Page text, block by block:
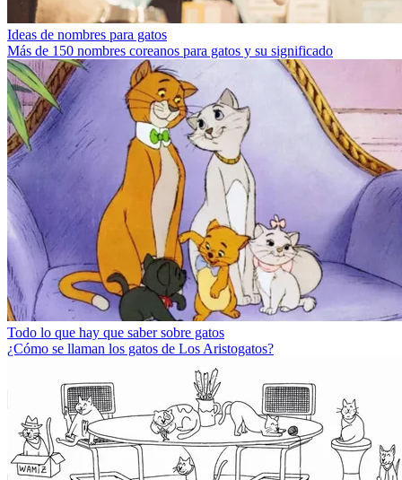
Ideas de nombres para gatos
Más de 150 nombres coreanos para gatos y su significado
Todo lo que hay que saber sobre gatos
¿Cómo se llaman los gatos de Los Aristogatos?